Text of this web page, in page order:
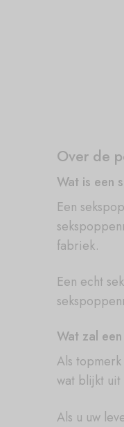
Over de
Wat is een
Een
fabriek.
Een echt
Wat zal
Als
wat blijkt uit
Als u uw